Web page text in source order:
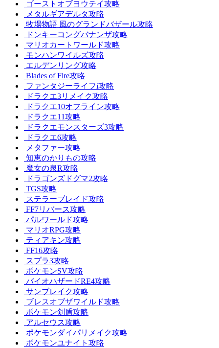
ゴーストオブヨウテイ攻略
メタルギアデルタ攻略
牧場物語 風のグランドバザール攻略
ドンキーコングバナンザ攻略
マリオカートワールド攻略
モンハンワイルズ攻略
エルデンリング攻略
Blades of Fire攻略
ファンタジーライフi攻略
ドラクエ3リメイク攻略
ドラクエ10オフライン攻略
ドラクエ11攻略
ドラクエモンスターズ3攻略
ドラクエ6攻略
メタファー攻略
知恵のかりもの攻略
魔女の泉R攻略
ドラゴンズドグマ2攻略
TGS攻略
ステラーブレイド攻略
FF7リバース攻略
パルワールド攻略
マリオRPG攻略
ティアキン攻略
FF16攻略
スプラ3攻略
ポケモンSV攻略
バイオハザードRE4攻略
サンブレイク攻略
ブレスオブザワイルド攻略
ポケモン剣盾攻略
アルセウス攻略
ポケモンダイパリメイク攻略
ポケモンユナイト攻略